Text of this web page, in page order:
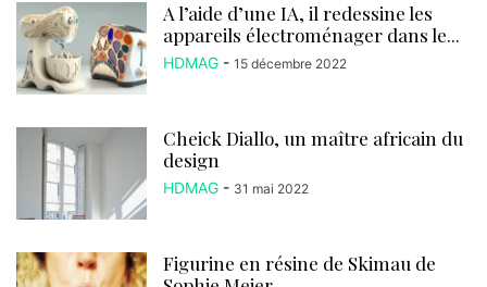
A l’aide d’une IA, il redessine les
appareils électroménager dans le...
HDMAG - 15 décembre 2022
Cheick Diallo, un maître africain du
design
HDMAG - 31 mai 2022
Figurine en résine de Skimau de